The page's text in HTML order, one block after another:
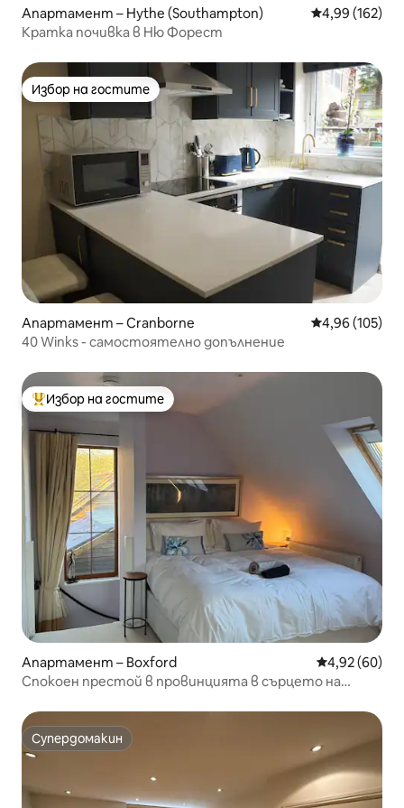
Апартамент – Hythe (Southampton) Средна
4,99 (162)
Кратка почивка в Ню Форест
Избор на гостите
Избор на гостите
Апартамент – Cranborne Средна
4,96 (105)
40 Winks - самостоятелно допълнение
Най-популярен избор на гостите
Избор на гостите
Апартамент – Boxford Средна
4,92 (60)
Спокоен престой в провинцията в сърцето на
Супердомакин
Супердомакин